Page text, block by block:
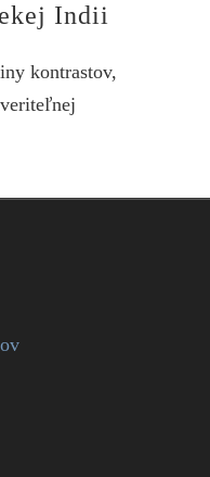
Indii
kontrastov,